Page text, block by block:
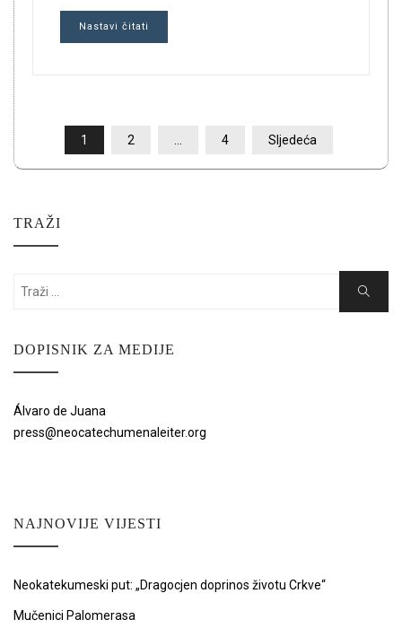
Nastavi čitati
BROJEVI
STRANICA
1 2 4 Sljedeća
TRAŽI
Search
Search
DOPISNIK ZA MEDIJE
Álvaro de Juana
press@neocatechumenaleiter.org
NAJNOVIJE VIJESTI
Neokatekumeski put: „Dragocjen doprinos životu Crkve“
Mučenici Palomerasa